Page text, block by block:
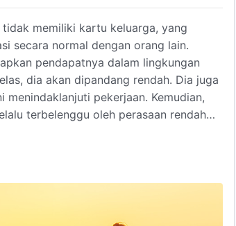
memiliki kartu keluarga, yang
secara normal dengan orang lain.
pendapatnya dalam lingkungan
dia akan dipandang rendah. Dia juga
pekerjaan. Kemudian,
terbelenggu oleh perasaan rendah